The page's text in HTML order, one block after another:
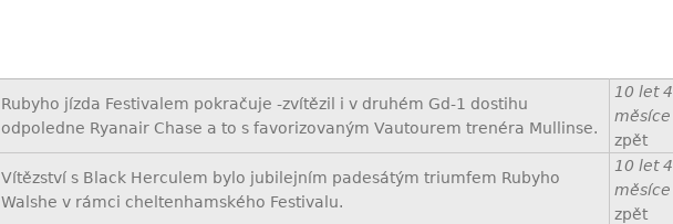
Rubyho jízda Festivalem pokračuje -zvítězil i v druhém Gd-1 dostihu
odpoledne Ryanair Chase a to s favorizovaným Vautourem trenéra Mullinse.
10 let 4
měsíce
zpět
Vítězství s Black Herculem bylo jubilejním padesátým triumfem Rubyho
Walshe v rámci cheltenhamského Festivalu.
10 let 4
měsíce
zpět